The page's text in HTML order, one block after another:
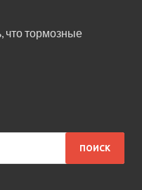
что тормозные